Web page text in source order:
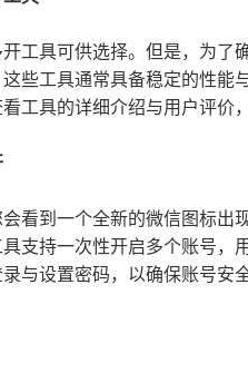
工具可供选择。但是，为了
些工具通常具备稳定的性能
工具的详细介绍与用户评价
看到一个全新的微信图标出
支持一次性开启多个账号，
与设置密码，以确保账号安全